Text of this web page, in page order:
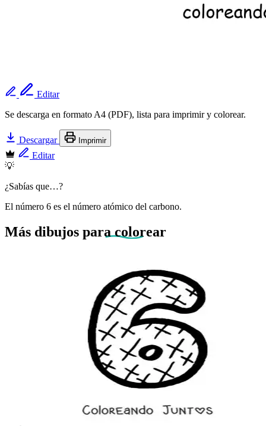
Editar
Se descarga en formato A4 (PDF), lista para imprimir y colorear.
Descargar Imprimir
Editar
💡
¿Sabías que…?
El número 6 es el número atómico del carbono.
Más dibujos para colorear